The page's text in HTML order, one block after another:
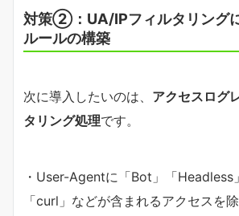
対策②：UA/IPフィルタリング
ルールの構築
次に導入したいのは、 アクセスログ
タリング処理です。
・User-Agentに「Bot」「Headless
「curl」などが含まれるアクセスを